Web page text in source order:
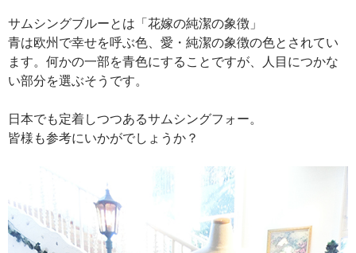
サムシングブルーとは「花嫁の純潔の象徴」
青は欧州で幸せを呼ぶ色、愛・純潔の象徴の色とされてい
ます。何かの一部を青色にすることですが、人目につかな
い部分を選ぶそうです。
日本でも定着しつつあるサムシングフォー。
皆様も参考にいかがでしょうか？